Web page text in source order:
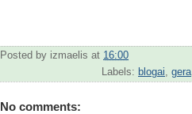
Posted by izmaelis at 16:00
Labels: blogai gera
No comments: